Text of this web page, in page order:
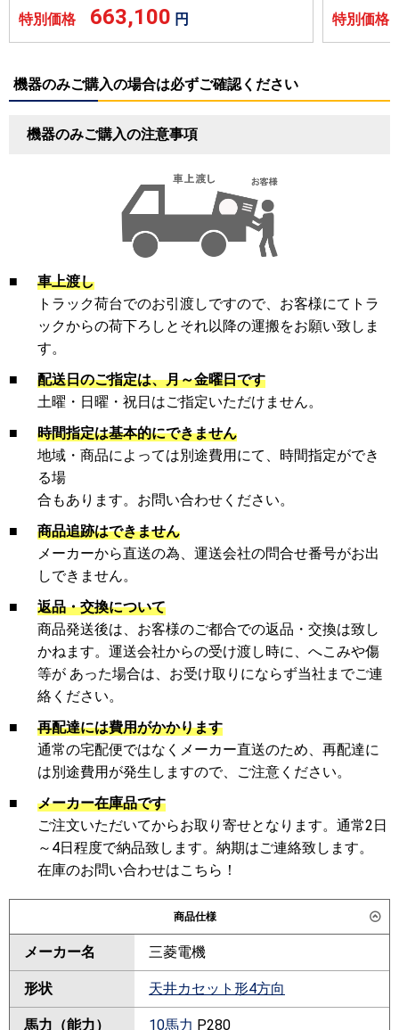
特別価格 663,100 円 特別価
機器のみご購入の場合は必ずご確認ください
機器のみご購入の注意事項
■
車上渡し
トラック荷台でのお引渡しですので、お客様にてトラ
ックからの荷下ろしとそれ以降の運搬をお願い致しま
す。
■
配送日のご指定は、月～金曜日です
土曜・日曜・祝日はご指定いただけません。
■
時間指定は基本的にできません
地域・商品によっては別途費用にて、時間指定ができ
る場
合もあります。お問い合わせください。
■
商品追跡はできません
メーカーから直送の為、運送会社の問合せ番号がお出
しできません。
■
返品・交換について
商品発送後は、お客様のご都合での返品・交換は致し
かねます。運送会社からの受け渡し時に、へこみや傷
等が あった場合は、お受け取りにならず当社までご連
絡ください。
■
再配達には費用がかかります
通常の宅配便ではなくメーカー直送のため、再配達に
は別途費用が発生しますので、ご注意ください。
■
メーカー在庫品です
ご注文いただいてからお取り寄せとなります。通常2日
～4日程度で納品致します。納期はご連絡致します。
在庫のお問い合わせはこちら！
商品仕様
メーカー名 三菱電機
形状 天井カセット形4方向
馬力（能力） 10馬力 P280